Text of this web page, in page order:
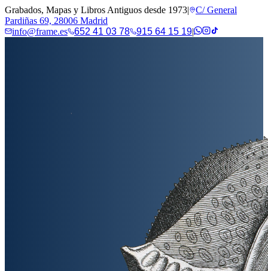
Grabados, Mapas y Libros Antiguos desde 1973|
C/ General
Pardiñas 69, 28006 Madrid
info@frame.es
652 41 03 78 915 64 15 19|